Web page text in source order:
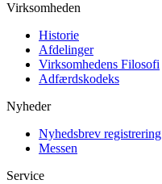
Virksomheden
Historie
Afdelinger
Virksomhedens Filosofi
Adfærdskodeks
Nyheder
Nyhedsbrev registrering
Messen
Service